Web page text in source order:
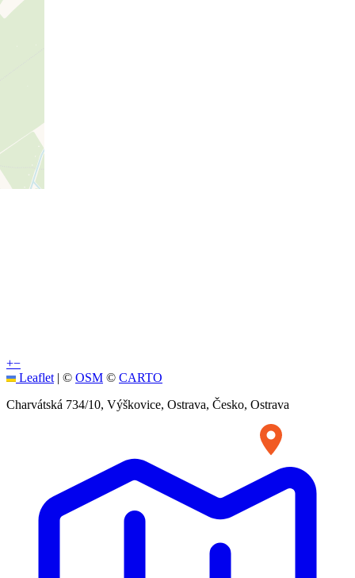
+−
Leaflet | © OSM © CARTO
Charvátská 734/10, Výškovice, Ostrava, Česko, Ostrava